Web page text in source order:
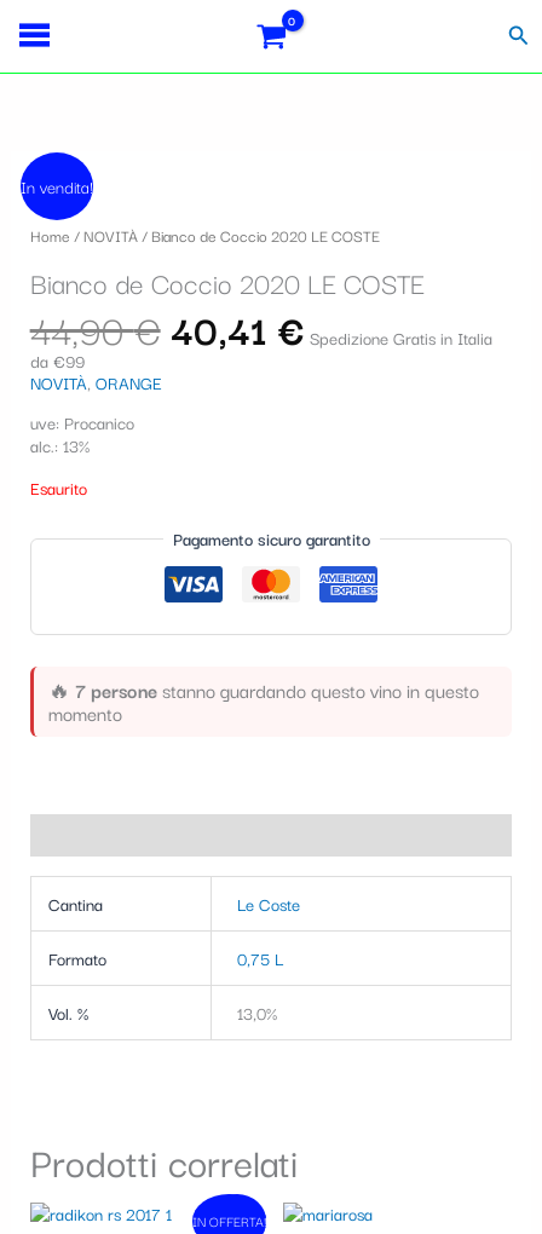
contenuto
In vendita!
Home /NOVITÀ/ Bianco de Coccio 2020 LE COSTE
Bianco de Coccio 2020 LE COSTE
44,90€
originale
era:44,90 €.
40,41 €
attuale
è:
40,41 €.
Spedizione Gratis in Italia
da €99
NOVITÀ, ORANGE
uve: Procanico
alc.: 13%
Esaurito
Pagamento sicuro garantito
🔥 7 personestanno guardando questo vino in questo
momento
Cantina Le Coste
Formato 0,75 L
Vol. % 13,0%
Prodotti correlati
In vendita!
IN OFFERTA!
Il
Il
S
z
i
o
n
a
u
a
c
g
o